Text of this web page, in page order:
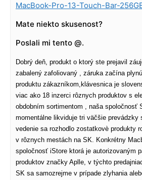
MacBook-Pro-13-Touch-Bar-
Mate niekto skusenost?
Poslali mi tento @.
Dobrý deň, produkt o ktorý ste prejavil
zabalený zafoliovaný , záruka začína
produktu zákazníkom,klávesnica je
viac ako 18 inzerci rôznych produktov s
obdobním sortimentom , naša spoločnosť
momentálne likviduje tri väčšie prevádzky
vedenie sa rozhodlo zostatkovè produkty
v rôznych mestách na SK. Konkrétny
spoločnosť iStore ktorá je autorizovaným
produktov značky Aplle, v týchto
SK sa samozrejme v prípade zlyhania